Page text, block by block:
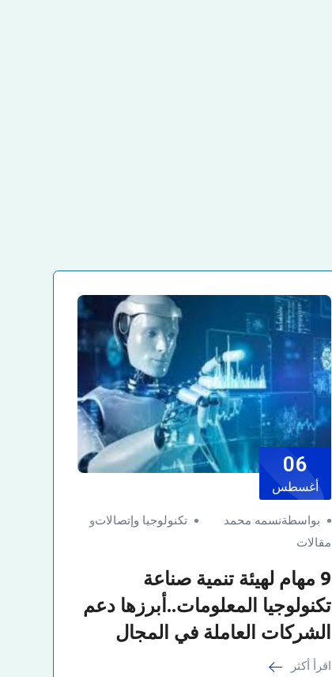
06
أغسطس
بواسطةنسمه محمد تكنولوجيا وإتصالاتو
مقالات
9 مهام لهيئة تنمية صناعة
تكنولوجيا المعلومات..أبرزها دعم
الشركات العاملة في المجال
اقرأ أكثر